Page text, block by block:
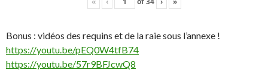
Bonus : vidéos des requins et de la raie sous l’annexe !
https://youtu.be/pEQ0W4tfB74
https://youtu.be/57r9BFJcwQ8